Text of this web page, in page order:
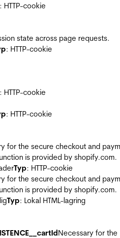
: HTTP-cookie
state across page requests.
: HTTP-cookie
: HTTP-cookie
: HTTP-cookie
for the secure checkout and
is provided by shopify.com.
Typ: HTTP-cookie
for the secure checkout and
is provided by shopify.com.
Typ: Lokal HTML-lagring
Necessary for the